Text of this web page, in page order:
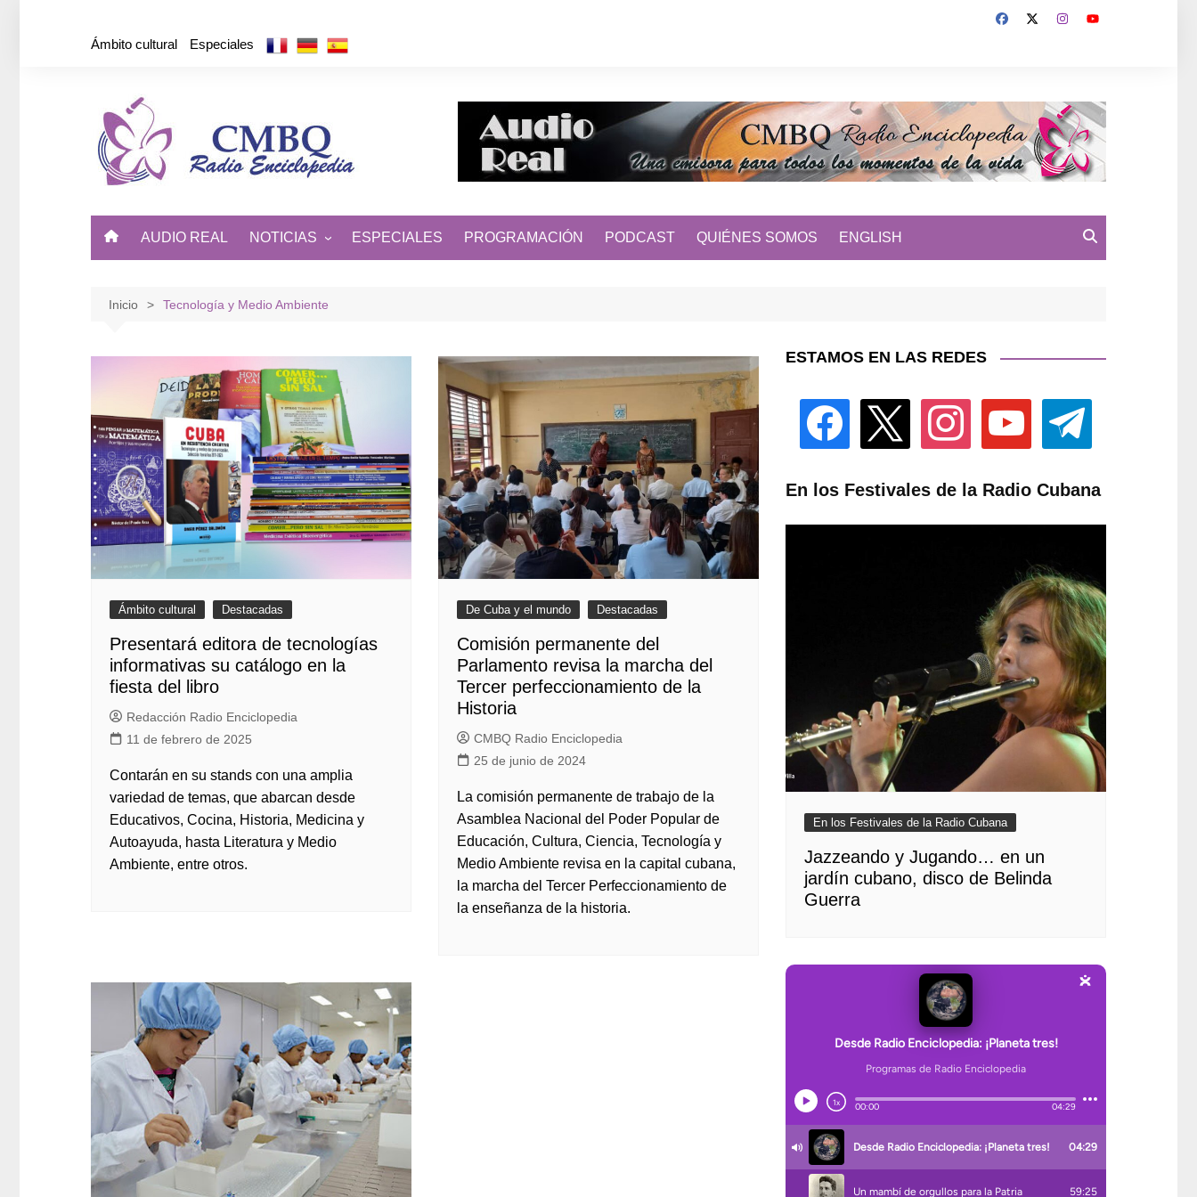
Ámbito cultural Especiales
AUDIO REAL NOTICIAS
DE CUBA Y EL MUNDO
ESPECIALES PROGRAMACIÓN PODCAST QUIÉNES SOMOS ENGLISH
Inicio Tecnología y Medio Ambiente
Ámbito cultural Destacadas
Presentará editora de tecnologías
informativas su catálogo en la
fiesta del libro
Redacción Radio Enciclopedia
11 de febrero de 2025
Contarán en su stands con una amplia
variedad de temas, que abarcan desde
Educativos, Cocina, Historia, Medicina y
Autoayuda, hasta Literatura y Medio
Ambiente, entre otros.
De Cuba y el mundo Destacadas
Comisión permanente del
Parlamento revisa la marcha del
Tercer perfeccionamiento de la
Historia
CMBQ Radio Enciclopedia
25 de junio de 2024
La comisión permanente de trabajo de la
Asamblea Nacional del Poder Popular de
Educación, Cultura, Ciencia, Tecnología y
Medio Ambiente revisa en la capital cubana,
la marcha del Tercer Perfeccionamiento de
la enseñanza de la historia.
ESTAMOS EN LAS REDES
facebook instagram youtube telegram
En los Festivales de la Radio Cubana
En los Festivales de la Radio Cubana
Jazzeando y Jugando… en un
jardín cubano, disco de Belinda
Guerra